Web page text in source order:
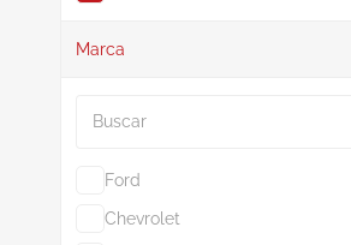
Marca
Ford
Chevrolet